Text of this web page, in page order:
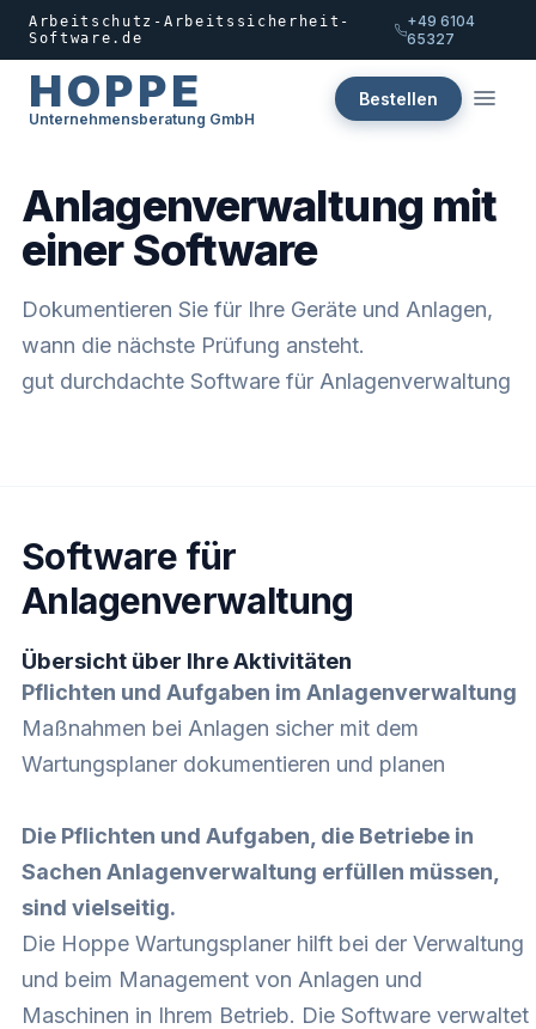
Arbeitschutz-Arbeitssicherheit-
Software.de
+49 6104
65327
HOPPE
Unternehmensberatung GmbH
Bestellen
Anlagenverwaltung mit
einer Software
Dokumentieren Sie für Ihre Geräte und Anlagen,
wann die nächste Prüfung ansteht.
gut durchdachte Software für Anlagenverwaltung
Software für
Anlagenverwaltung
Übersicht über Ihre Aktivitäten
Pflichten und Aufgaben im Anlagenverwaltung
Maßnahmen bei Anlagen sicher mit dem
Wartungsplaner dokumentieren und planen
Die Pflichten und Aufgaben, die Betriebe in
Sachen Anlagenverwaltung erfüllen müssen,
sind vielseitig.
Die Hoppe Wartungsplaner hilft bei der Verwaltung
und beim Management von Anlagen und
Maschinen in Ihrem Betrieb. Die Software verwaltet